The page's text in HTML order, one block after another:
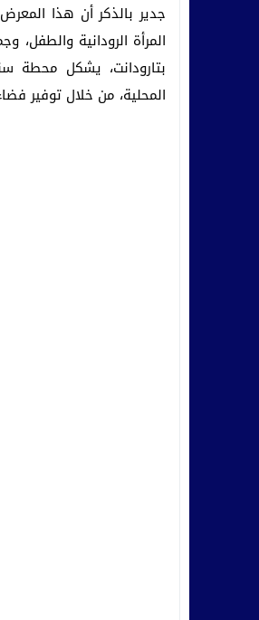
جدير بالذكر أن هذا
المرأة الرودانية والطفل،
بتارودانت، يشكل محطة
المحلية، من خلال توفير